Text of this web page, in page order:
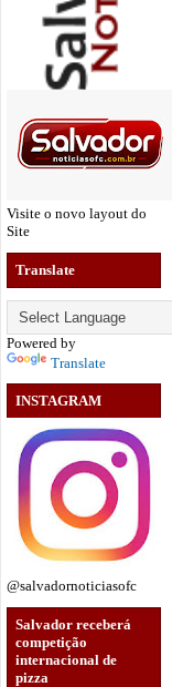
Visite o novo layout do
Site
Translate
Powered by
Translate
INSTAGRAM
@salvadornoticiasofc
Salvador receberá
competição
internacional de
pizza